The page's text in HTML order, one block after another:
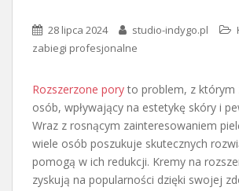
28 lipca 2024 studio-indygo.pl
zabiegi profesjonalne
Rozszerzone pory to problem, z którym
osób, wpływający na estetykę skóry i
Wraz z rosnącym zainteresowaniem
wiele osób poszukuje skutecznych
pomogą w ich redukcji. Kremy na
zyskują na popularności dzięki swojej